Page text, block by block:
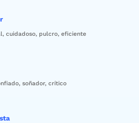
cuidadoso, pulcro, eficiente
soñador, crítico